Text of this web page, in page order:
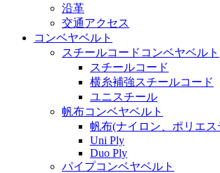
沿革
交通アクセス
コンベヤベルト
スチールコードコンベヤベルト
スチールコード
横糸補強スチールコード
ユニスチール
帆布コンベヤベルト
帆布(ナイロン、ポリエス
Uni Ply
Duo Ply
パイプコンベヤベルト